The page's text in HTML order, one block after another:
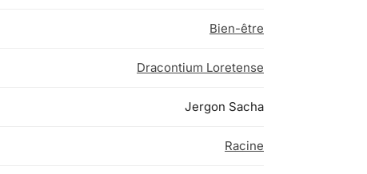
Bien-être
Dracontium Loretense
Jergon Sacha
Racine